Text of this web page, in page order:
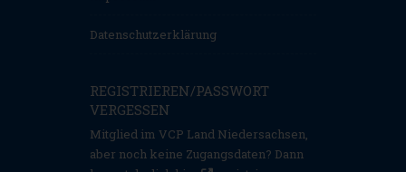
Datenschutzerklärung
REGISTRIEREN/PASSWORT
VERGESSEN
Mitglied im VCP Land Niedersachsen,
aber noch keine Zugangsdaten? Dann